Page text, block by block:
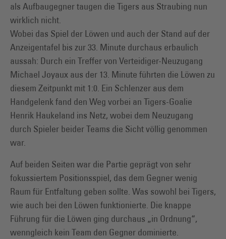
als Aufbaugegner taugen die Tigers aus Straubing nun
wirklich nicht.
Wobei das Spiel der Löwen und auch der Stand auf der
Anzeigentafel bis zur 33. Minute durchaus erbaulich
aussah: Durch ein Treffer von Verteidiger-Neuzugang
Michael Joyaux aus der 13. Minute führten die Löwen zu
diesem Zeitpunkt mit 1:0. Ein Schlenzer aus dem
Handgelenk fand den Weg vorbei an Tigers-Goalie
Henrik Haukeland ins Netz, wobei dem Neuzugang
durch Spieler beider Teams die Sicht völlig genommen
war.
Auf beiden Seiten war die Partie geprägt von sehr
fokussiertem Positionsspiel, das dem Gegner wenig
Raum für Entfaltung geben sollte. Was sowohl bei Tigers,
wie auch bei den Löwen funktionierte. Die knappe
Führung für die Löwen ging durchaus „in Ordnung“,
wenngleich kein Team den Gegner dominierte.